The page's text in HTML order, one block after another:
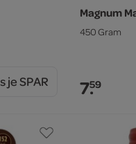
je SPAR
Magnum
450 Gram
7.59